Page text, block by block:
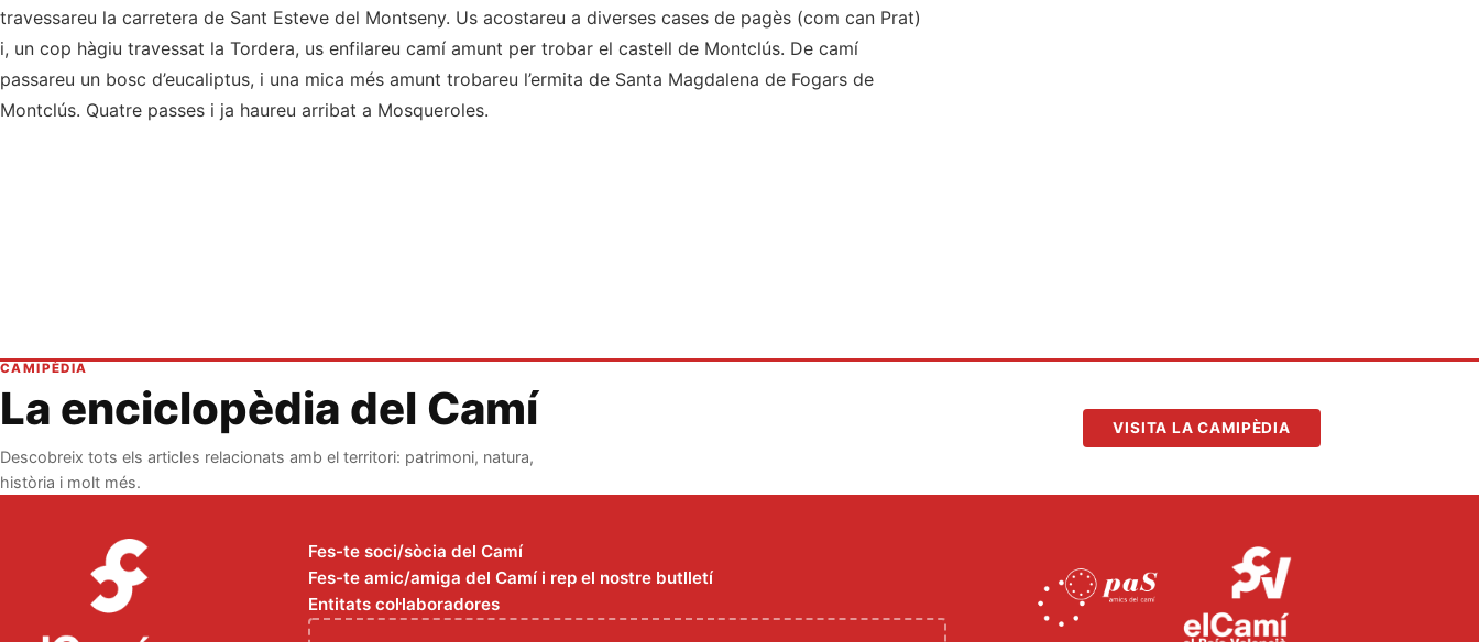
travessareu la carretera de Sant Esteve del Montseny. Us acostareu a diverses cases de pagès (com can Prat)
i, un cop hàgiu travessat la Tordera, us enfilareu camí amunt per trobar el castell de Montclús. De camí
passareu un bosc d’eucaliptus, i una mica més amunt trobareu l’ermita de Santa Magdalena de Fogars de
Montclús. Quatre passes i ja haureu arribat a Mosqueroles.
CAMIPÈDIA
La enciclopèdia del Camí
Descobreix tots els articles relacionats amb el territori: patrimoni, natura,
història i molt més.
VISITA LA CAMIPÈDIA
Fes-te soci/sòcia del Camí
Fes-te amic/amiga del Camí i rep el nostre butlletí
Entitats col·laboradores